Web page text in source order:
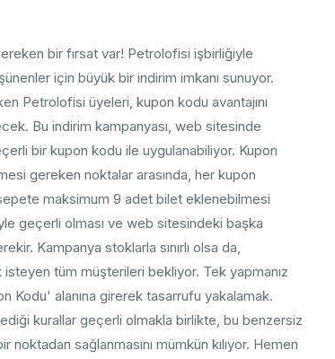
bir fırsat var! Petrolofisi işbirliğiyle
için büyük bir indirim imkanı sunuyor.
Petrolofisi üyeleri, kupon kodu avantajını
Bu indirim kampanyası, web sitesinde
bir kupon kodu ile uygulanabiliyor. Kupon
gereken noktalar arasında, her kupon
maksimum 9 adet bilet eklenebilmesi
geçerli olması ve web sitesindeki başka
Kampanya stoklarla sınırlı olsa da,
tüm müşterileri bekliyor. Tek yapmanız
Kodu' alanına girerek tasarrufu yakalamak.
kurallar geçerli olmakla birlikte, bu benzersiz
sağlanmasını mümkün kılıyor. Hemen